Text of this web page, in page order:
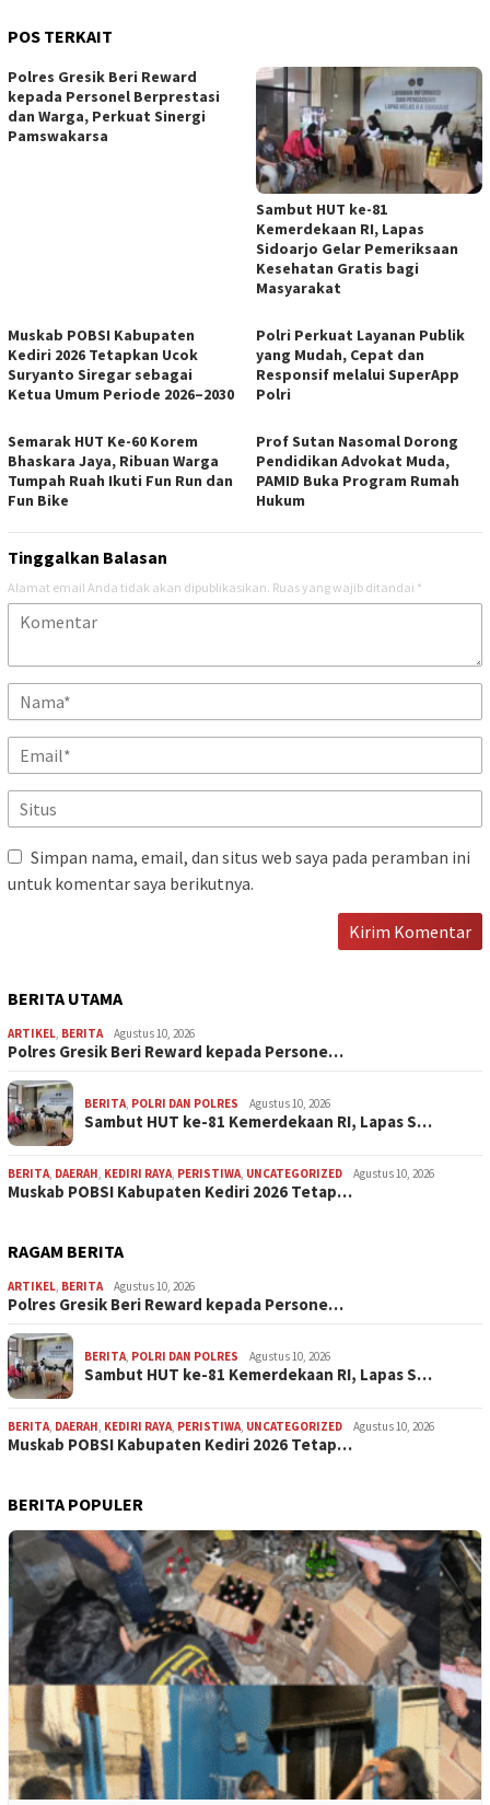
POS TERKAIT
Polres Gresik Beri Reward
kepada Personel Berprestasi
dan Warga, Perkuat Sinergi
Pamswakarsa
Sambut HUT ke-81
Kemerdekaan RI, Lapas
Sidoarjo Gelar Pemeriksaan
Kesehatan Gratis bagi
Masyarakat
Muskab POBSI Kabupaten
Kediri 2026 Tetapkan Ucok
Suryanto Siregar sebagai
Ketua Umum Periode 2026–2030
Polri Perkuat Layanan Publik
yang Mudah, Cepat dan
Responsif melalui SuperApp
Polri
Semarak HUT Ke-60 Korem
Bhaskara Jaya, Ribuan Warga
Tumpah Ruah Ikuti Fun Run dan
Fun Bike
Prof Sutan Nasomal Dorong
Pendidikan Advokat Muda,
PAMID Buka Program Rumah
Hukum
Tinggalkan Balasan
Alamat email Anda tidak akan dipublikasikan. Ruas yang wajib ditandai *
Simpan nama, email, dan situs web saya pada peramban ini
untuk komentar saya berikutnya.
BERITA UTAMA
ARTIKEL, BERITA Agustus 10, 2026
Polres Gresik Beri Reward kepada Persone…
BERITA, POLRI DAN POLRES Agustus 10, 2026
Sambut HUT ke-81 Kemerdekaan RI, Lapas S…
BERITA, DAERAH, KEDIRI RAYA, PERISTIWA, UNCATEGORIZED Agustus 10, 2026
Muskab POBSI Kabupaten Kediri 2026 Tetap…
RAGAM BERITA
ARTIKEL, BERITA Agustus 10, 2026
Polres Gresik Beri Reward kepada Persone…
BERITA, POLRI DAN POLRES Agustus 10, 2026
Sambut HUT ke-81 Kemerdekaan RI, Lapas S…
BERITA, DAERAH, KEDIRI RAYA, PERISTIWA, UNCATEGORIZED Agustus 10, 2026
Muskab POBSI Kabupaten Kediri 2026 Tetap…
BERITA POPULER